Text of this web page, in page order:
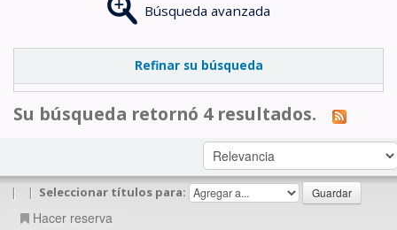
Búsqueda avanzada
Refinar su búsqueda
Su búsqueda retornó 4 resultados.
| | Seleccionar títulos para:
Hacer reserva